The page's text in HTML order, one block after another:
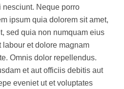
nesciunt. Neque porro
ipsum quia dolorem sit amet,
sed quia non numquam eius
labour et dolore magnam
Omnis dolor repellendus.
et aut officiis debitis aut
eveniet ut et voluptates